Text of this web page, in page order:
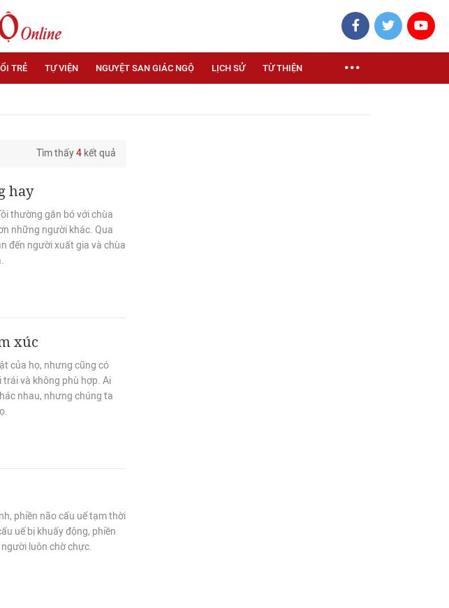
TRẺ TỰ VIỆN NGUYỆT SAN GIÁC NGỘ LỊCH SỬ TỪ THIỆN
Tìm thấy4 kết quả
hay
thường gắn bó với chùa
những người khác. Qua
đến người xuất gia và chùa
xúc
của họ, nhưng cũng có
và không phù hợp. Ai
nhau, nhưng chúng ta
phiền não cấu uế tạm thời
uế bị khuấy động, phiền
luôn chờ chực.